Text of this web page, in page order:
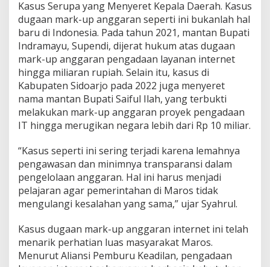
Kasus Serupa yang Menyeret Kepala Daerah. Kasus
dugaan mark-up anggaran seperti ini bukanlah hal
baru di Indonesia. Pada tahun 2021, mantan Bupati
Indramayu, Supendi, dijerat hukum atas dugaan
mark-up anggaran pengadaan layanan internet
hingga miliaran rupiah. Selain itu, kasus di
Kabupaten Sidoarjo pada 2022 juga menyeret
nama mantan Bupati Saiful Ilah, yang terbukti
melakukan mark-up anggaran proyek pengadaan
IT hingga merugikan negara lebih dari Rp 10 miliar.
“Kasus seperti ini sering terjadi karena lemahnya
pengawasan dan minimnya transparansi dalam
pengelolaan anggaran. Hal ini harus menjadi
pelajaran agar pemerintahan di Maros tidak
mengulangi kesalahan yang sama,” ujar Syahrul.
Kasus dugaan mark-up anggaran internet ini telah
menarik perhatian luas masyarakat Maros.
Menurut Aliansi Pemburu Keadilan, pengadaan